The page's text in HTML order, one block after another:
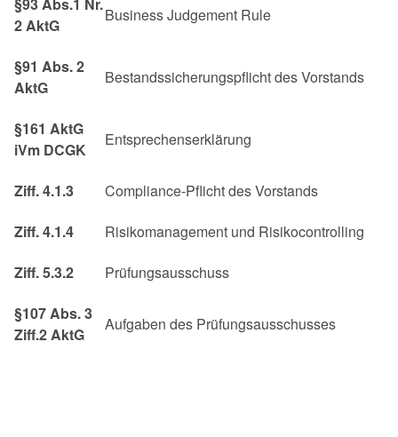
§93 Abs.1 Nr.
2 AktG
Business Judgement Rule
§91 Abs. 2
AktG
Bestandssicherungspflicht des Vorstands
§161 AktG
iVm DCGK
Entsprechenserklärung
Ziff. 4.1.3
Compliance-Pflicht des Vorstands
Ziff. 4.1.4
Risikomanagement und Risikocontrolling
Ziff. 5.3.2
Prüfungsausschuss
§107 Abs. 3
Ziff.2 AktG
Aufgaben des Prüfungsausschusses